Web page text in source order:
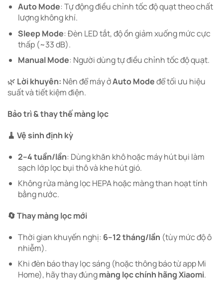
Auto Mode: Tự động điều chỉnh tốc độ quạt theo chất
lượng không khí.
Sleep Mode: Đèn LED tắt, độ ồn giảm xuống mức cực
thấp (~33 dB).
Manual Mode: Người dùng tự điều chỉnh tốc độ quạt.
🌿 Lời khuyên: Nên để máy ởAuto Modeđể tối ưu hiệu
suất và tiết kiệm điện.
Bảo trì & thay thế màng lọc
🧹 Vệ sinh định kỳ
2–4 tuần/lần: Dùng khăn khô hoặc máy hút bụi làm
sạch lớp lọc bụi thô và khe hút gió.
Không rửa màng lọc HEPA hoặc màng than hoạt tính
bằng nước.
🔄 Thay màng lọc mới
Thời gian khuyến nghị: 6–12 tháng/lần (tùy mức độ ô
nhiễm).
Khi đèn báo thay lọc sáng (hoặc thông báo từ app Mi
Home), hãy thay đúngmàng lọc chính hãng Xiaomi.